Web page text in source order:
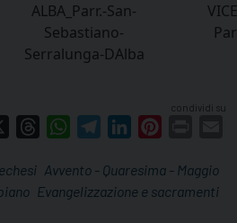
ALBA_Parr.-San-
Sebastiano-
Serralunga-DAlba
condividi su
ThreadsWhatsAppTelegramLinkedIn
Avvento - Quaresima - Maggio
Evangelizzazione e sacramenti